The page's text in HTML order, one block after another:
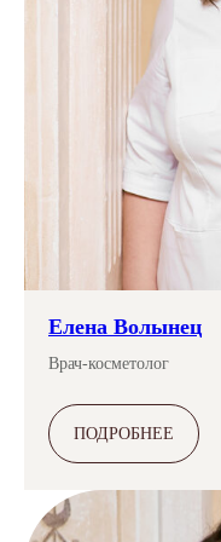
Елена Волынец
Врач-косметолог
ПОДРОБНЕЕ